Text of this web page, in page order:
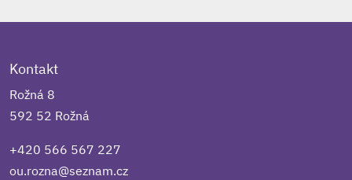
Kontakt
Rožná 8
592 52 Rožná
+420 566 567 227
ou.rozna@seznam.cz